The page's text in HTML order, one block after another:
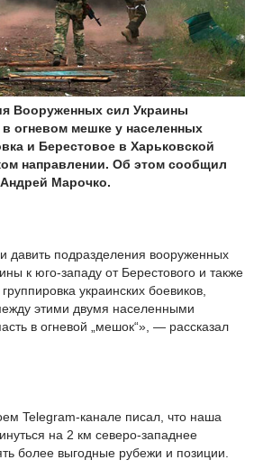
сил Украины
в огневом мешке у населенных
и Берестовое в Харьковской
направлении. Об этом сообщил
Марочко.
давить подразделения вооруженных
к юго-западу от Берестового и также
украинских боевиков,
этими двумя населенными
в огневой „мешок“», — рассказал
Telegram-канале писал, что наша
на 2 км северо-западнее
более выгодные рубежи и позиции.